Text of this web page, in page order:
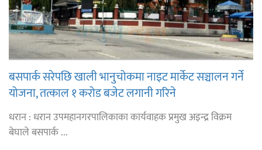
बसपार्क सरेपछि खाली भानुचोकमा नाइट मार्केट सञ्चालन गर्ने
योजना, तत्काल १ करोड बजेट लगानी गरिने
धरान : धरान उपमहानगरपालिकाका कार्यवाहक प्रमुख अइन्द्र विक्रम
बेघाले बसपार्क ...